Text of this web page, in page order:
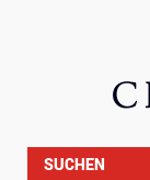
SUCHEN